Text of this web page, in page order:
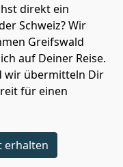
direkt ein
Schweiz? Wir
Greifswald
auf Deiner Reise.
wir übermitteln Dir
für einen
erhalten